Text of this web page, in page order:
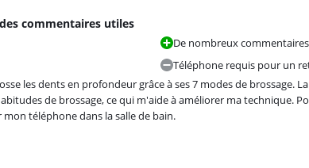
commentaires utiles
De nombreux
Téléphone requis pour un
les dents en profondeur grâce à ses 7 modes de brossage.
de brossage, ce qui m'aide à améliorer ma technique.
téléphone dans la salle de bain.